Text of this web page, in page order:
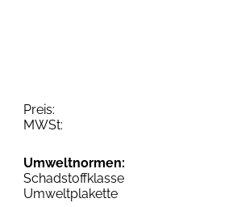
Preis:
MWSt:
Umweltnormen:
Schadstoffklasse
Umweltplakette